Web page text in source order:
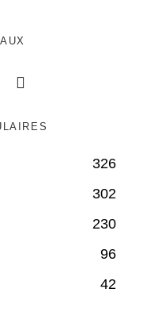
326
302
230
96
42